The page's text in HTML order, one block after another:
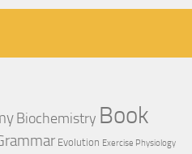
Biochemistry Book
Evolution Exercise Physiology